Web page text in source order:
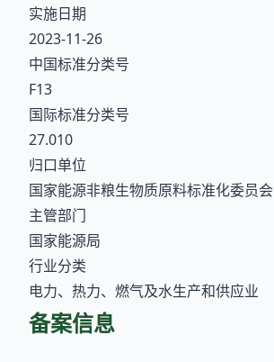
实施日期
2023-11-26
中国标准分类号
F13
国际标准分类号
27.010
归口单位
国家能源非粮生物质原料标准化委员会
主管部门
国家能源局
行业分类
电力、热力、燃气及水生产和供应业
备案信息